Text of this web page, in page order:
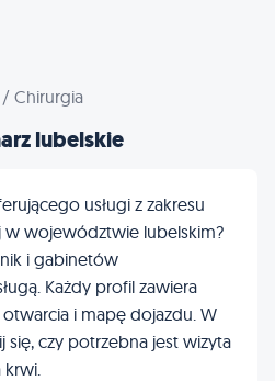
/ Chirurgia
lubelskie
usługi z zakresu
w województwie lubelskim?
i gabinetów
Każdy profil zawiera
i mapę dojazdu. W
czy potrzebna jest wizyta
krwi.